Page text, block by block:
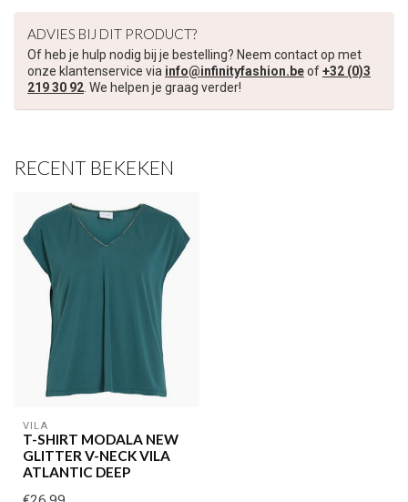
ADVIES BIJ DIT PRODUCT?
Of heb je hulp nodig bij je bestelling? Neem contact op met
onze klantenservice via info@infinityfashion.beof+32 (0)3
219 30 92. We helpen je graag verder!
RECENT BEKEKEN
VILA
T-SHIRT MODALA NEW
GLITTER V-NECK VILA
ATLANTIC DEEP
over onze nieuwe collectie, en ontvang
Je korting is geldig bij een minimale bestelwaarde van €45,00